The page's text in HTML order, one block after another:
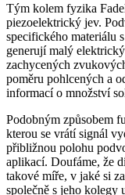
Tým kolem fyzika
piezoelektrický jev.
specifického materiálu
generují malý
zachycených
poměru pohlcených a
informací o množství
Podobným způsobem
kterou se vrátí signál
přibližnou polohu
aplikací. Doufáme, že
takové míře, v jaké si
společně s jeho kolegy